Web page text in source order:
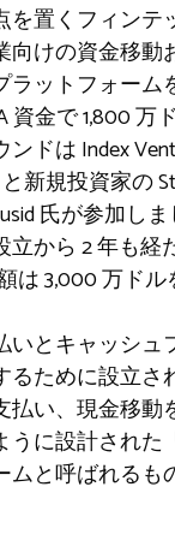
を置くフィンテ
向けの資金移動
ラットフォーム
資金で 1,800 万
ドは Index
新規投資家の
氏が参加し
から 2 年も経
は 3,000 万ドル
いとキャッシュ
ために設立さ
払い、現金移動
うに設計された
ムと呼ばれるも